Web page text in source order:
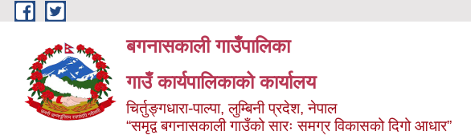
Skip to main content
बगनासकाली गाउँपालिका
गाउँ कार्यपालिकाको कार्यालय
चिर्तुङ्गधारा-पाल्पा, लुम्बिनी प्रदेश, नेपाल
“समृद्व बगनासकाली गाउँको सारः समग्र विकासको दिगो आधार”